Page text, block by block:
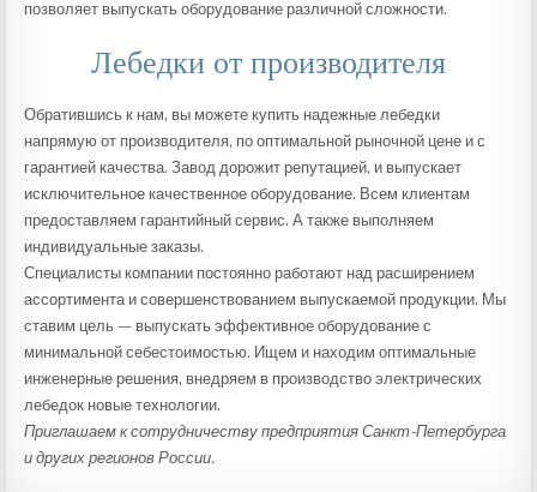
позволяет выпускать оборудование различной сложности.
Лебедки от производителя
Обратившись к нам, вы можете купить надежные лебедки
напрямую от производителя, по оптимальной рыночной цене и с
гарантией качества. Завод дорожит репутацией, и выпускает
исключительное качественное оборудование. Всем клиентам
предоставляем гарантийный сервис. А также выполняем
индивидуальные заказы.
Специалисты компании постоянно работают над расширением
ассортимента и совершенствованием выпускаемой продукции. Мы
ставим цель — выпускать эффективное оборудование с
минимальной себестоимостью. Ищем и находим оптимальные
инженерные решения, внедряем в производство электрических
лебедок новые технологии.
Приглашаем к сотрудничеству предприятия Санкт-Петербурга
и других регионов России.